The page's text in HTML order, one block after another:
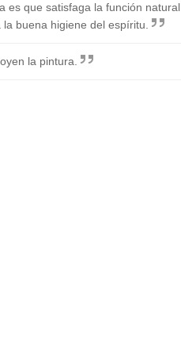
es que satisfaga la función
buena higiene del espíritu.
la pintura.